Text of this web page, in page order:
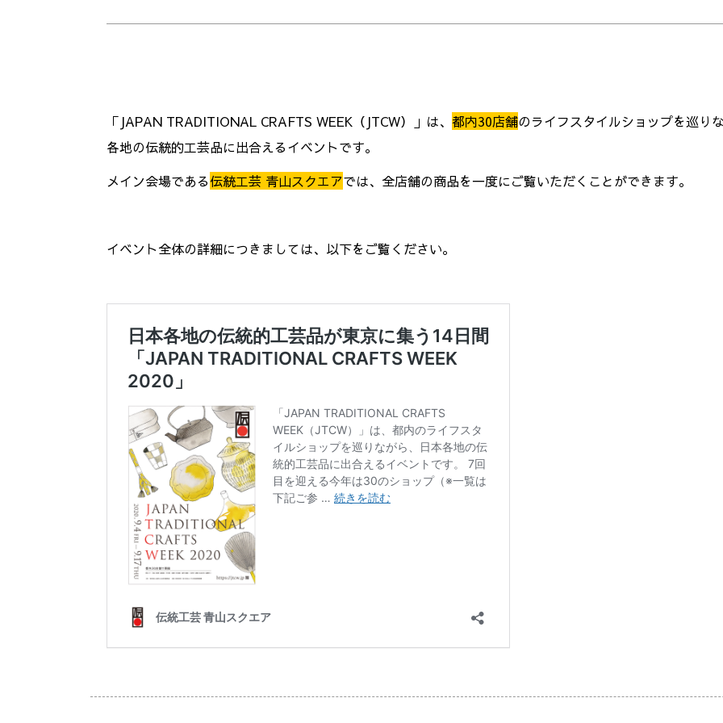
「JAPAN TRADITIONAL CRAFTS WEEK（JTCW）」は、 都内30店舗のライフスタイルショップを巡り
各地の伝統的工芸品に出合えるイベントです。
メイン会場である伝統工芸 青山スクエアでは、全店舗の商品を一度にご覧いただくことができます。
イベント全体の詳細につきましては、以下をご覧ください。